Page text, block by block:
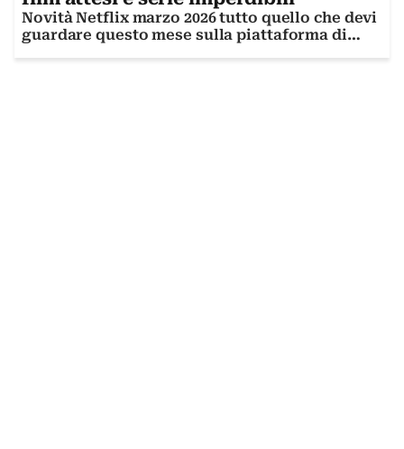
Novità Netflix marzo 2026 tutto quello che devi
guardare questo mese sulla piattaforma di